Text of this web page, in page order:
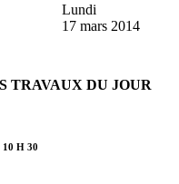
Lundi
17 mars 2014
TRAVAUX DU JOUR
10 H 30